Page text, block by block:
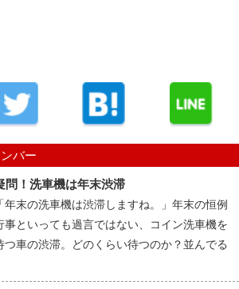
バー
問！洗車機は年末渋滞
「年末の洗車機は渋滞しますね。」年末の恒例
事といっても過言ではない、コイン洗車機を
つ車の渋滞。どのくらい待つのか？並んでる